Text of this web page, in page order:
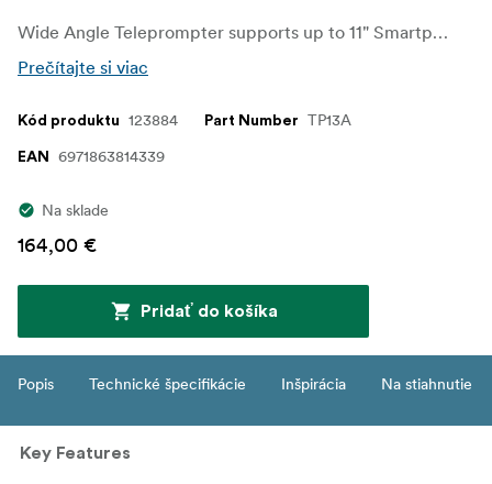
Wide Angle Teleprompter supports up to 11" Smartphone/Tablet Prompting Smartphone DSLR Recording APP
Prečítajte si viac
Kód produktu 123884 Part Number TP13A
EAN 6971863814339
Na sklade
164,00 €
Pridať do košíka
Popis Technické špecifikácie Inšpirácia Na stiahnutie
Key Features